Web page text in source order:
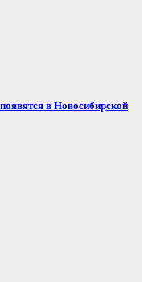
в Новосибирской